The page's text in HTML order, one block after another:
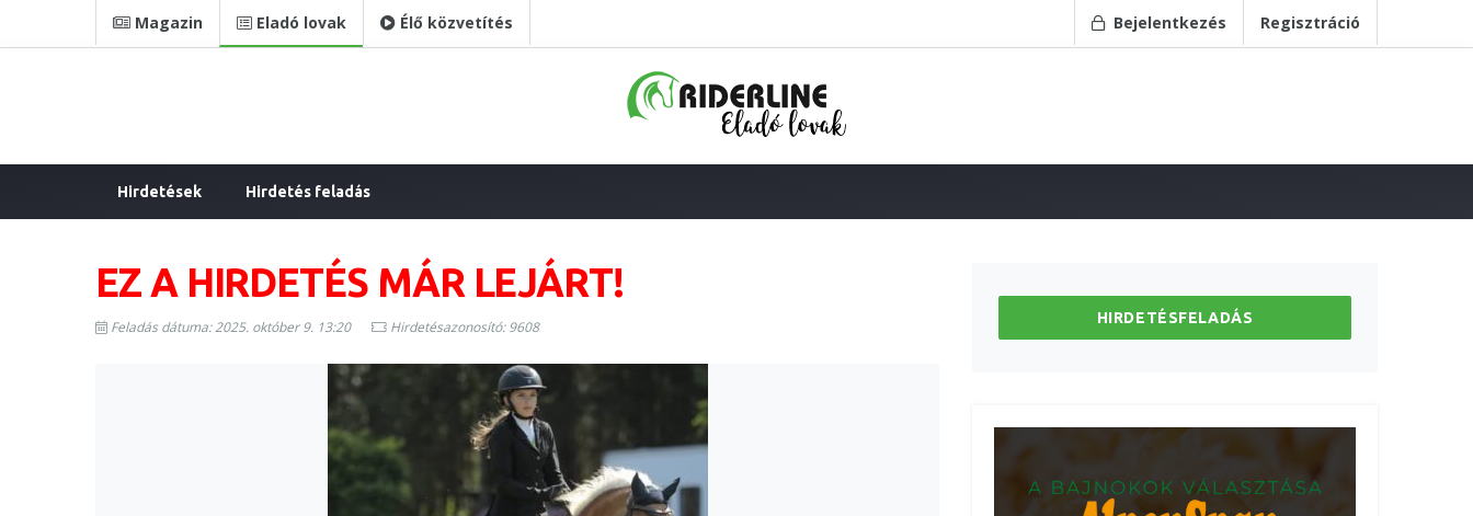
Magazin Eladó lovak Élő közvetítés Bejelentkezés Regisztráció
Hirdetések Hirdetés feladás
EZ A HIRDETÉS MÁR LEJÁRT!
Feladás dátuma: 2025. október 9. 13:20 Hirdetésazonosító: 9608 HIRDETÉSFELADÁS